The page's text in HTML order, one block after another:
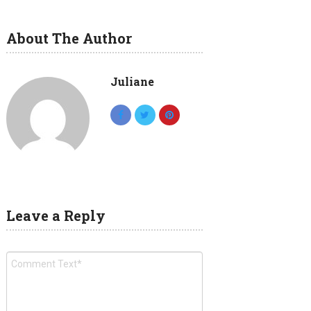
About The Author
Juliane
Leave a Reply